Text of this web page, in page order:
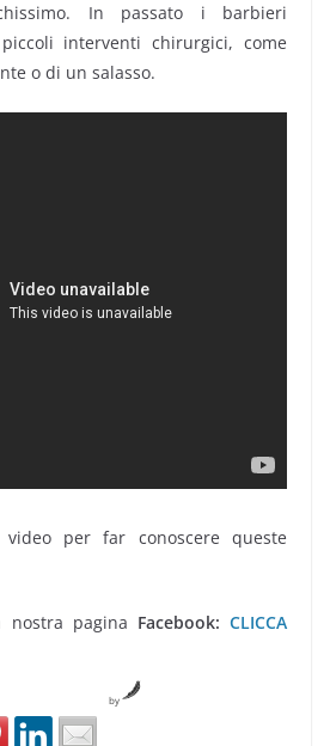
In passato i barbieri
interventi chirurgici, come
o di un salasso.
video per far conoscere queste
nostra pagina Facebook:CLICCA
by